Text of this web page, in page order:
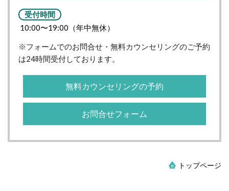
受付時間
10:00〜19:00（年中無休）
※フォームでのお問合せ・無料カウンセリングのご予約
は24時間受付しております。
無料カウンセリングの予約
お問合せフォーム
トップページ